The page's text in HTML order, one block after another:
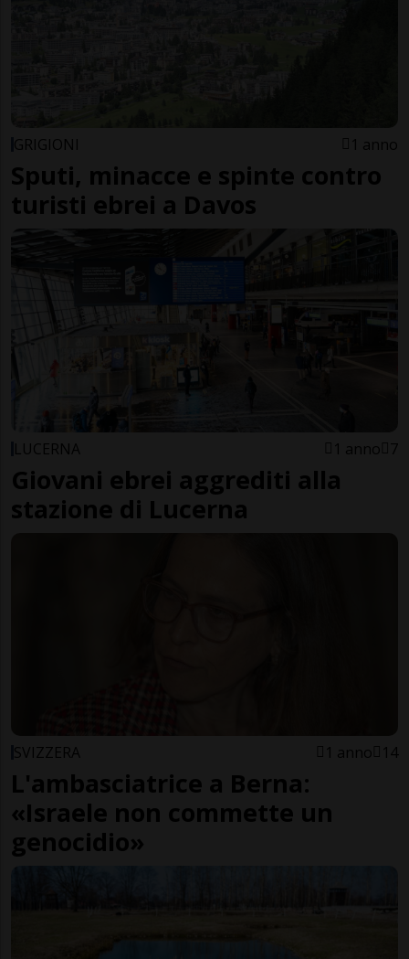
GRIGIONI 1 anno
Sputi, minacce e spinte contro
turisti ebrei a Davos
LUCERNA 1 anno 7
Giovani ebrei aggrediti alla
stazione di Lucerna
SVIZZERA 1 anno 14
L'ambasciatrice a Berna:
«Israele non commette un
genocidio»